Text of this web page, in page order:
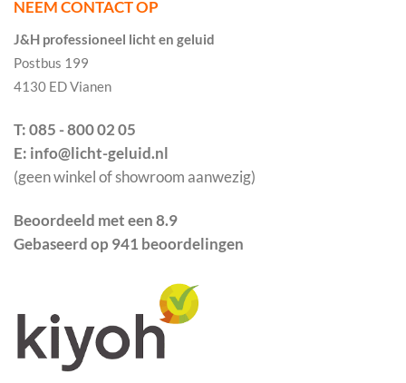
NEEM CONTACT OP
J&H professioneel licht en geluid
Postbus 199
4130 ED Vianen
T: 085 - 800 02 05
E: info@licht-geluid.nl
(geen winkel of showroom aanwezig)
Beoordeeld met een 8.9
Gebaseerd op 941 beoordelingen